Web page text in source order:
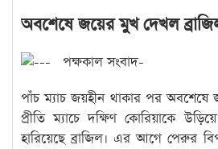
অবশেষে জয়ের মুখ দেখল
পক্ষকাল সংবাদ-
পাঁচ ম্যাচ জয়হীন থাকার পর অবশেষে
প্রীতি ম্যাচে দক্ষিণ কোরিয়াকে
হারিয়েছে ব্রাজিল। এর আগে পেরুর